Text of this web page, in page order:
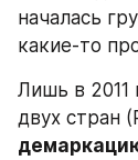
началась
какие-то
Лишь в 2011